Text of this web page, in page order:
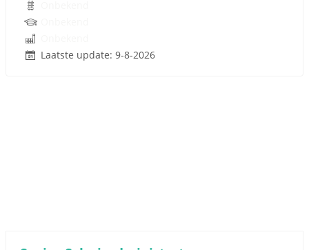
Laatste update: 9-8-2026